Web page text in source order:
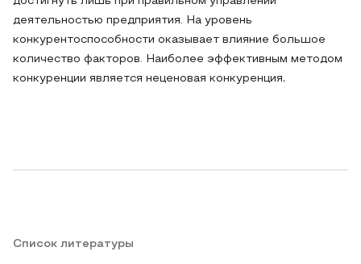
деятельностью предприятия. На уровень
конкурентоспособности оказывает влияние большое
количество факторов. Наиболее эффективным методом
конкуренции является неценовая конкуренция,
Список литературы